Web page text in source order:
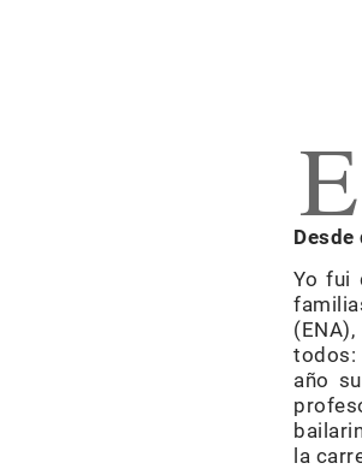
E
Yo fui
todos:
año
la